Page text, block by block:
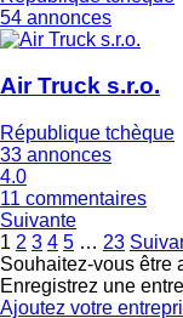
54 annonces
Air Truck s.r.o.
République tchèque
33 annonces
4.0
11 commentaires
Suivante
1 2 3 4 5 … 23
Souhaitez-vous être
Enregistrez une
Ajoutez votre